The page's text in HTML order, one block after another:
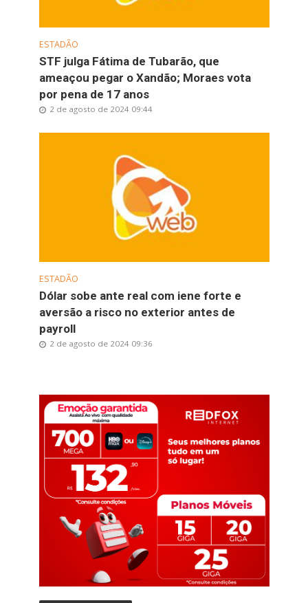
ESTADÃO
STF julga Fátima de Tubarão, que
ameaçou pegar o Xandão; Moraes vota
por pena de 17 anos
2 de agosto de 2024 09:44
ESTADÃO
Dólar sobe ante real com iene forte e
aversão a risco no exterior antes de
payroll
2 de agosto de 2024 09:36